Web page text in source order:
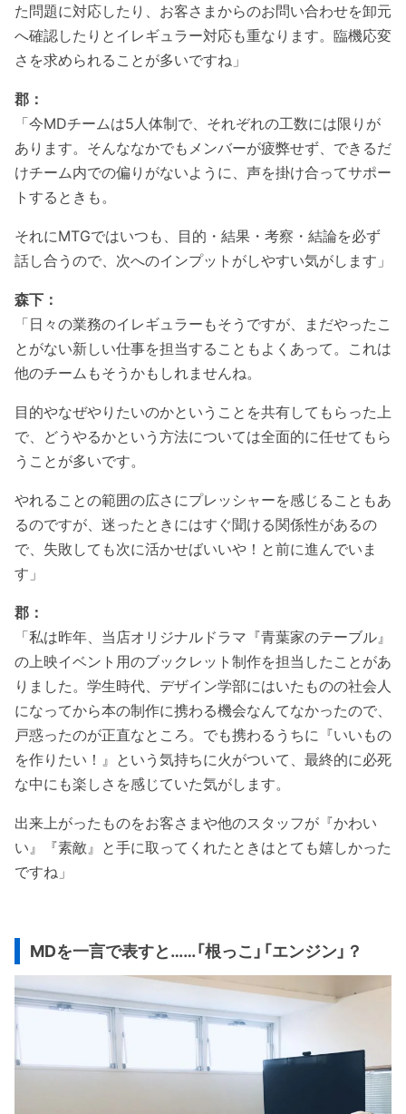
た問題に対応したり、お客さまからのお問い合わせを卸元
へ確認したりとイレギュラー対応も重なります。臨機応変
さを求められることが多いですね」
郡：
「今MDチームは5人体制で、それぞれの工数には限りが
あります。そんななかでもメンバーが疲弊せず、できるだ
けチーム内での偏りがないように、声を掛け合ってサポー
トするときも。
それにMTGではいつも、目的・結果・考察・結論を必ず
話し合うので、次へのインプットがしやすい気がします」
森下：
「日々の業務のイレギュラーもそうですが、まだやったこ
とがない新しい仕事を担当することもよくあって。これは
他のチームもそうかもしれませんね。
目的やなぜやりたいのかということを共有してもらった上
で、どうやるかという方法については全面的に任せてもら
うことが多いです。
やれることの範囲の広さにプレッシャーを感じることもあ
るのですが、迷ったときにはすぐ聞ける関係性があるの
で、失敗しても次に活かせばいいや！と前に進んでいま
す」
郡：
「私は昨年、当店オリジナルドラマ『青葉家のテーブル』
の上映イベント用のブックレット制作を担当したことがあ
りました。学生時代、デザイン学部にはいたものの社会人
になってから本の制作に携わる機会なんてなかったので、
戸惑ったのが正直なところ。でも携わるうちに『いいもの
を作りたい！』という気持ちに火がついて、最終的に必死
な中にも楽しさを感じていた気がします。
出来上がったものをお客さまや他のスタッフが『かわい
い』『素敵』と手に取ってくれたときはとても嬉しかった
ですね」
MDを一言で表すと……「根っこ」「エンジン」？